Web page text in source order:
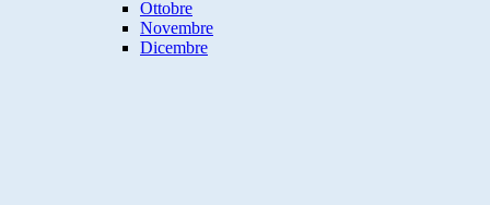
Ottobre
Novembre
Dicembre